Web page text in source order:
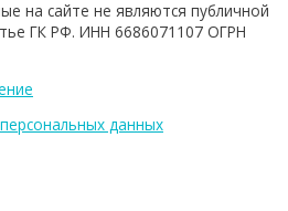
на сайте не являются публичной
ГК РФ. ИНН 6686071107 ОГРН
данных